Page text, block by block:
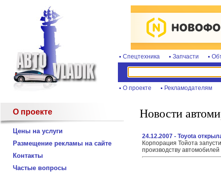
Спецтехника Запчасти
О проекте Рекламодателям
О проекте
Цены на услуги
Размещение рекламы на сайте
Контакты
Частые вопросы
Новости
24.12.2007 - Toyota
Корпорация Тойота
производству автомобилей